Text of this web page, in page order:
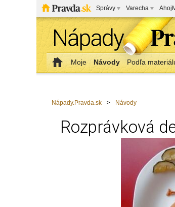
Správy Varecha
Moje Návody Podľa
Nápady.Pravda.sk > Návody
Rozprávková